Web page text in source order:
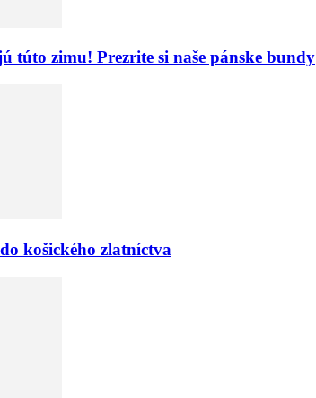
túto zimu! Prezrite si naše pánske bundy
košického zlatníctva